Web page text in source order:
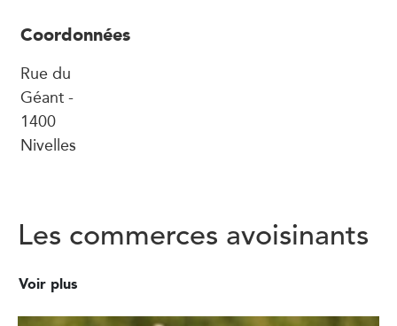
Coordonnées
Rue du
Géant -
1400
Nivelles
Les commerces avoisinants
Voir plus